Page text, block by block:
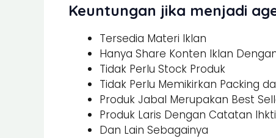
Keuntungan jika menjadi
Tersedia Materi Iklan
Hanya Share Konten Iklan
Tidak Perlu Stock Produk
Tidak Perlu Memikirkan Packing
Produk Jabal Merupakan Best
Produk Laris Dengan Catatan
Dan Lain Sebagainya